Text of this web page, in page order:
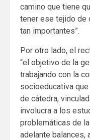
camino que tiene
tener ese tejido de
tan importantes”.
Por otro lado, el
“el objetivo de la
trabajando con la
socioeducativa
de cátedra,
involucra a los
problemáticas de
adelante balances,